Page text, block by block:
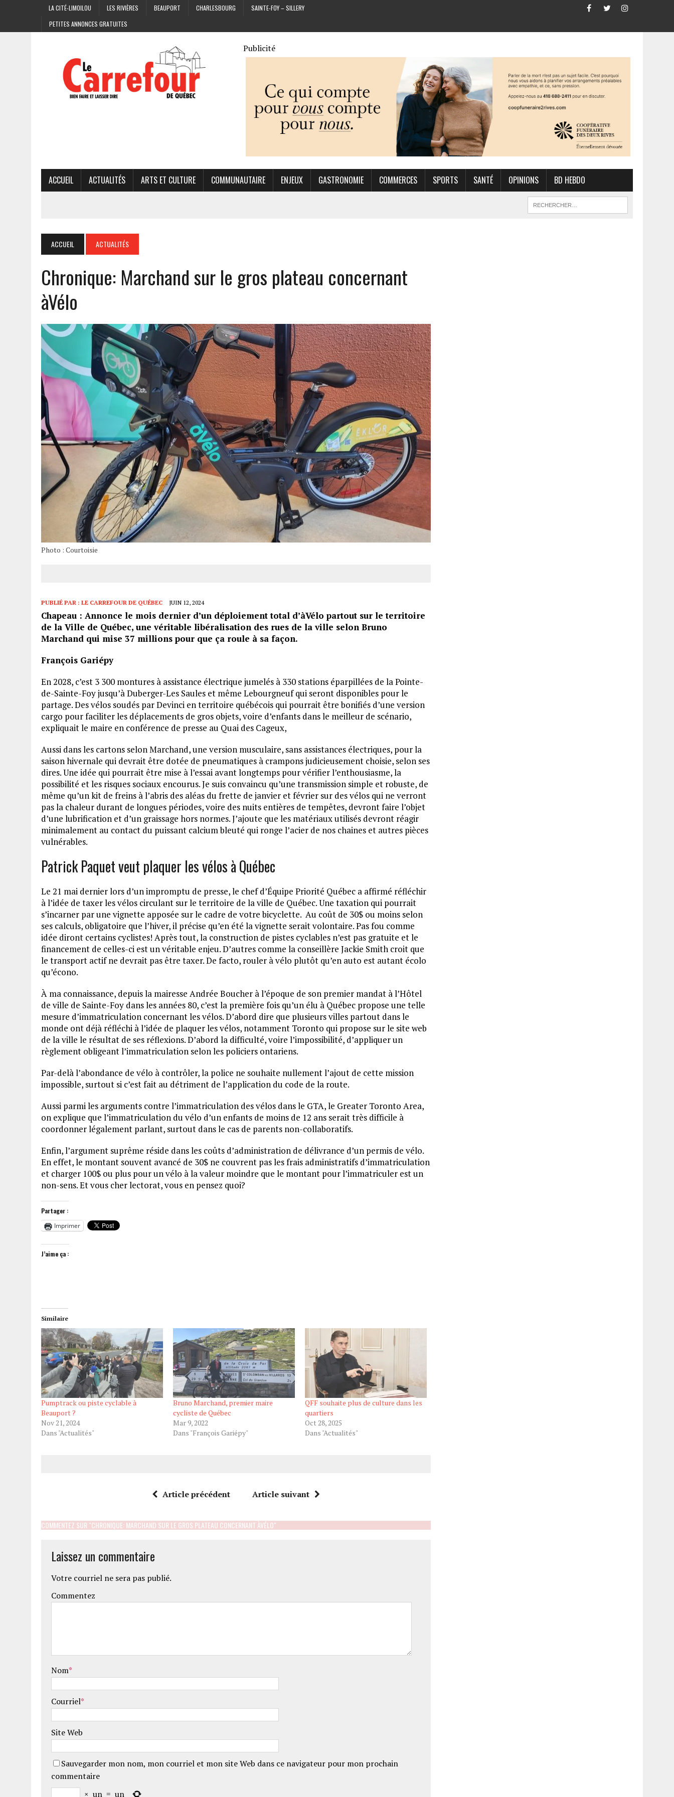
LA CITÉ-LIMOILOU LES RIVIÈRES BEAUPORT CHARLESBOURG
SAINTE-FOY – SILLERY
PETITES ANNONCES GRATUITES
Publicité
ACCUEIL ACTUALITÉS ARTS ET CULTURE COMMUNAUTAIRE ENJEUX GASTRONOMIE COMMERCES SPORTS SANTÉ OPINIONS BD HEBDO
ACCUEIL ACTUALITÉS
Chronique: Marchand sur le gros plateau concernant
àVélo
Photo : Courtoisie
PUBLIÉ PAR : LE CARREFOUR DE QUÉBEC JUIN 12, 2024
Chapeau : Annonce le mois dernier d’un déploiement total d’àVélo partout sur le territoire
de la Ville de Québec, une véritable libéralisation des rues de la ville selon Bruno
Marchand qui mise 37 millions pour que ça roule à sa façon.
François Gariépy
En 2028, c’est 3 300 montures à assistance électrique jumelés à 330 stations éparpillées de la Pointe-
de-Sainte-Foy jusqu’à Duberger-Les Saules et même Lebourgneuf qui seront disponibles pour le
partage. Des vélos soudés par Devinci en territoire québécois qui pourrait être bonifiés d’une version
cargo pour faciliter les déplacements de gros objets, voire d’enfants dans le meilleur de scénario,
expliquait le maire en conférence de presse au Quai des Cageux,
Aussi dans les cartons selon Marchand, une version musculaire, sans assistances électriques, pour la
saison hivernale qui devrait être dotée de pneumatiques à crampons judicieusement choisie, selon ses
dires. Une idée qui pourrait être mise à l’essai avant longtemps pour vérifier l’enthousiasme, la
possibilité et les risques sociaux encourus. Je suis convaincu qu’une transmission simple et robuste, de
même qu’un kit de freins à l’abris des aléas du frette de janvier et février sur des vélos qui ne verront
pas la chaleur durant de longues périodes, voire des nuits entières de tempêtes, devront faire l’objet
d’une lubrification et d’un graissage hors normes. J’ajoute que les matériaux utilisés devront réagir
minimalement au contact du puissant calcium bleuté qui ronge l’acier de nos chaines et autres pièces
vulnérables.
Patrick Paquet veut plaquer les vélos à Québec
Le 21 mai dernier lors d’un impromptu de presse, le chef d’Équipe Priorité Québec a affirmé réfléchir
à l’idée de taxer les vélos circulant sur le territoire de la ville de Québec. Une taxation qui pourrait
s’incarner par une vignette apposée sur le cadre de votre bicyclette. Au coût de 30$ ou moins selon
ses calculs, obligatoire que l’hiver, il précise qu’en été la vignette serait volontaire. Pas fou comme
idée diront certains cyclistes! Après tout, la construction de pistes cyclables n’est pas gratuite et le
financement de celles-ci est un véritable enjeu. D’autres comme la conseillère Jackie Smith croit que
le transport actif ne devrait pas être taxer. De facto, rouler à vélo plutôt qu’en auto est autant écolo
qu’écono.
À ma connaissance, depuis la mairesse Andrée Boucher à l’époque de son premier mandat à l’Hôtel
de ville de Sainte-Foy dans les années 80, c’est la première fois qu’un élu à Québec propose une telle
mesure d’immatriculation concernant les vélos. D’abord dire que plusieurs villes partout dans le
monde ont déjà réfléchi à l’idée de plaquer les vélos, notamment Toronto qui propose sur le site web
de la ville le résultat de ses réflexions. D’abord la difficulté, voire l’impossibilité, d’appliquer un
règlement obligeant l’immatriculation selon les policiers ontariens.
Par-delà l’abondance de vélo à contrôler, la police ne souhaite nullement l’ajout de cette mission
impossible, surtout si c’est fait au détriment de l’application du code de la route.
Aussi parmi les arguments contre l’immatriculation des vélos dans le GTA, le Greater Toronto Area,
on explique que l’immatriculation du vélo d’un enfants de moins de 12 ans serait très difficile à
coordonner légalement parlant, surtout dans le cas de parents non-collaboratifs.
Enfin, l’argument suprême réside dans les coûts d’administration de délivrance d’un permis de vélo.
En effet, le montant souvent avancé de 30$ ne couvrent pas les frais administratifs d’immatriculation
et charger 100$ ou plus pour un vélo à la valeur moindre que le montant pour l’immatriculer est un
non-sens. Et vous cher lectorat, vous en pensez quoi?
Partager :
Imprimer
J’aime ça :
Similaire
Pumptrack ou piste cyclable à
Beauport ?
Nov 21, 2024
Dans "Actualités"
Bruno Marchand, premier maire
cycliste de Québec
Mar 9, 2022
Dans "François Gariépy"
QFF souhaite plus de culture dans les
quartiers
Oct 28, 2025
Dans "Actualités"
Article précédent Article suivant
COMMENTEZ SUR "CHRONIQUE: MARCHAND SUR LE GROS PLATEAU CONCERNANT ÀVÉLO"
Laissez un commentaire
Votre courriel ne sera pas publié.
Commentez
Nom*
Courriel*
Site Web
Sauvegarder mon nom, mon courriel et mon site Web dans ce navigateur pour mon prochain
commentaire
× un = un